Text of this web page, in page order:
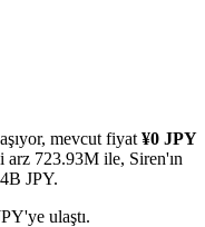
mevcut fiyat ¥0 JPY
arz 723.93M ile, Siren'ın
JPY.
ulaştı.